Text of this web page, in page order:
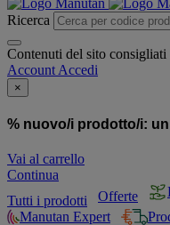
Ricerca
Contenuti del sito
Account Accedi
×
% nuovo/i prodotto/i:
Vai al carrello
Continua
Tutti i prodotti
Offerte
Manutan Expert